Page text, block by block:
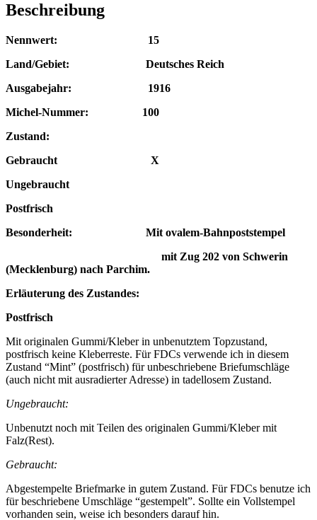
Beschreibung
Nennwert: 15
Land/Gebiet: Deutsches Reich
Ausgabejahr: 1916
Michel-Nummer: 100
Zustand:
Gebraucht X
Ungebraucht
Postfrisch
Besonderheit:
Mit ovalem-Bahnpoststempel
mit Zug 202 von Schwerin
(Mecklenburg) nach Parchim.
Erläuterung des Zustandes:
Postfrisch
Mit originalen Gummi/Kleber in unbenutztem Topzustand,
postfrisch keine Kleberreste. Für FDCs verwende ich in diesem
Zustand “Mint” (postfrisch) für unbeschriebene Briefumschläge
(auch nicht mit ausradierter Adresse) in tadellosem Zustand.
Ungebraucht:
Unbenutzt noch mit Teilen des originalen Gummi/Kleber mit
Falz(Rest).
Gebraucht:
Abgestempelte Briefmarke in gutem Zustand. Für FDCs benutze ich
für beschriebene Umschläge “gestempelt”. Sollte ein Vollstempel
vorhanden sein, weise ich besonders darauf hin.